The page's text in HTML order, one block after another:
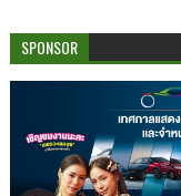
SPONSOR